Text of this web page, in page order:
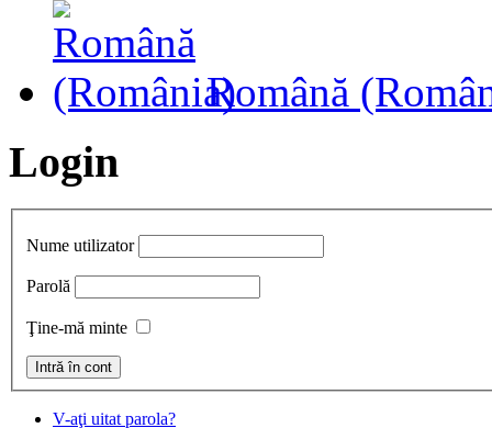
Română
Login
Nume utilizator
Parolă
Ţine-mă minte
V-aţi uitat parola?